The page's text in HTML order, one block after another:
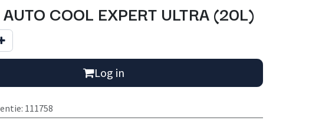
COOL EXPERT ULTRA (20L)
Log in
: 111758